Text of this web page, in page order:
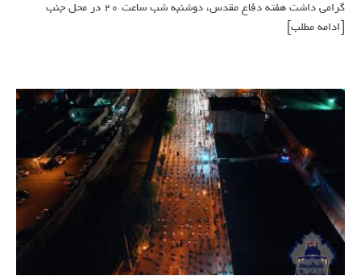
گرامی داشت هفته دفاع مقدس، دوشنبه شب ساعت ۲۰ در محل جنب
[ادامه مطلب]